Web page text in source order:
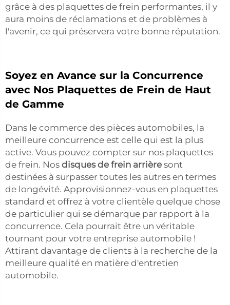
grâce à des plaquettes de frein performantes, il y
aura moins de réclamations et de problèmes à
l'avenir, ce qui préservera votre bonne réputation.
Soyez en Avance sur la Concurrence
avec Nos Plaquettes de Frein de Haut
de Gamme
Dans le commerce des pièces automobiles, la
meilleure concurrence est celle qui est la plus
active. Vous pouvez compter sur nos plaquettes
de frein. Nos disques de frein arrièresont
destinées à surpasser toutes les autres en termes
de longévité. Approvisionnez-vous en plaquettes
standard et offrez à votre clientèle quelque chose
de particulier qui se démarque par rapport à la
concurrence. Cela pourrait être un véritable
tournant pour votre entreprise automobile !
Attirant davantage de clients à la recherche de la
meilleure qualité en matière d'entretien
automobile.